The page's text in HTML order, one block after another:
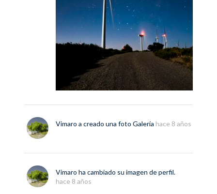
Vimaro a creado una foto Galería hace 8 años
Vimaro ha cambiado su imagen de perfil.
hace 8 años